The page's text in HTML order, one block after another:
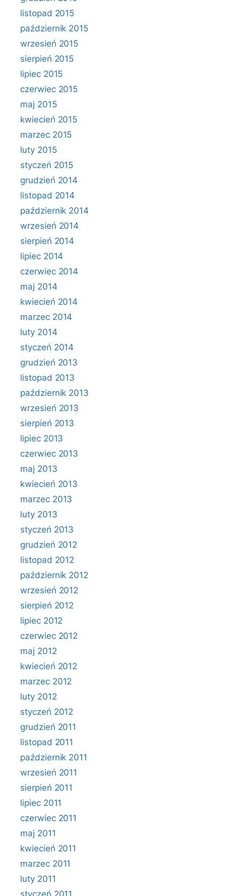
listopad 2015
październik 2015
wrzesień 2015
sierpień 2015
lipiec 2015
czerwiec 2015
maj 2015
kwiecień 2015
marzec 2015
luty 2015
styczeń 2015
grudzień 2014
listopad 2014
październik 2014
wrzesień 2014
sierpień 2014
lipiec 2014
czerwiec 2014
maj 2014
kwiecień 2014
marzec 2014
luty 2014
styczeń 2014
grudzień 2013
listopad 2013
październik 2013
wrzesień 2013
sierpień 2013
lipiec 2013
czerwiec 2013
maj 2013
kwiecień 2013
marzec 2013
luty 2013
styczeń 2013
grudzień 2012
listopad 2012
październik 2012
wrzesień 2012
sierpień 2012
lipiec 2012
czerwiec 2012
maj 2012
kwiecień 2012
marzec 2012
luty 2012
styczeń 2012
grudzień 2011
listopad 2011
październik 2011
wrzesień 2011
sierpień 2011
lipiec 2011
czerwiec 2011
maj 2011
kwiecień 2011
marzec 2011
luty 2011
styczeń 2011